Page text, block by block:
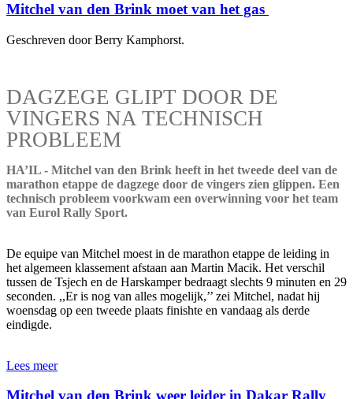
Mitchel van den Brink moet van het gas
Geschreven door Berry Kamphorst.
DAGZEGE GLIPT DOOR DE
VINGERS NA TECHNISCH
PROBLEEM
HA’IL - Mitchel van den Brink heeft in het tweede deel van de
marathon etappe de dagzege door de vingers zien glippen. Een
technisch probleem voorkwam een overwinning voor het team
van Eurol Rally Sport.
De equipe van Mitchel moest in de marathon etappe de leiding in
het algemeen klassement afstaan aan Martin Macik. Het verschil
tussen de Tsjech en de Harskamper bedraagt slechts 9 minuten en 29
seconden. ,,Er is nog van alles mogelijk,’’ zei Mitchel, nadat hij
woensdag op een tweede plaats finishte en vandaag als derde
eindigde.
Lees meer